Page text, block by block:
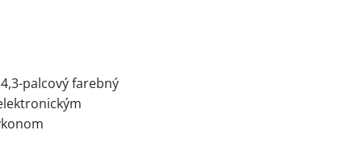
palcový farebný